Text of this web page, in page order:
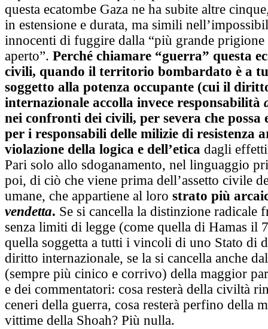
questa ecatombe Gaza ne ha subite altre
in estensione e durata, ma simili
innocenti di fuggire dalla “più grande prigione
aperto”. Perché chiamare “guerra” questa
civili, quando il territorio bombardato è a
soggetto alla potenza occupante (cui il
internazionale accolla invece responsabilità
nei confronti dei civili, per severa che possa
per i responsabili delle milizie di resistenza
violazione della logica e dell’etica dagli
Pari solo allo sdoganamento, nel linguaggio
poi, di ciò che viene prima dell’assetto civile
umane, che appartiene al loro strato più
vendetta. Se si cancella la distinzione radicale
senza limiti di legge (come quella di Hamas il
quella soggetta a tutti i vincoli di uno Stato di
diritto internazionale, se la si cancella anche
(sempre più cinico e corrivo) della maggior
e dei commentatori: cosa resterà della civiltà
ceneri della guerra, cosa resterà perfino della
vittime della Shoah? Più nulla.